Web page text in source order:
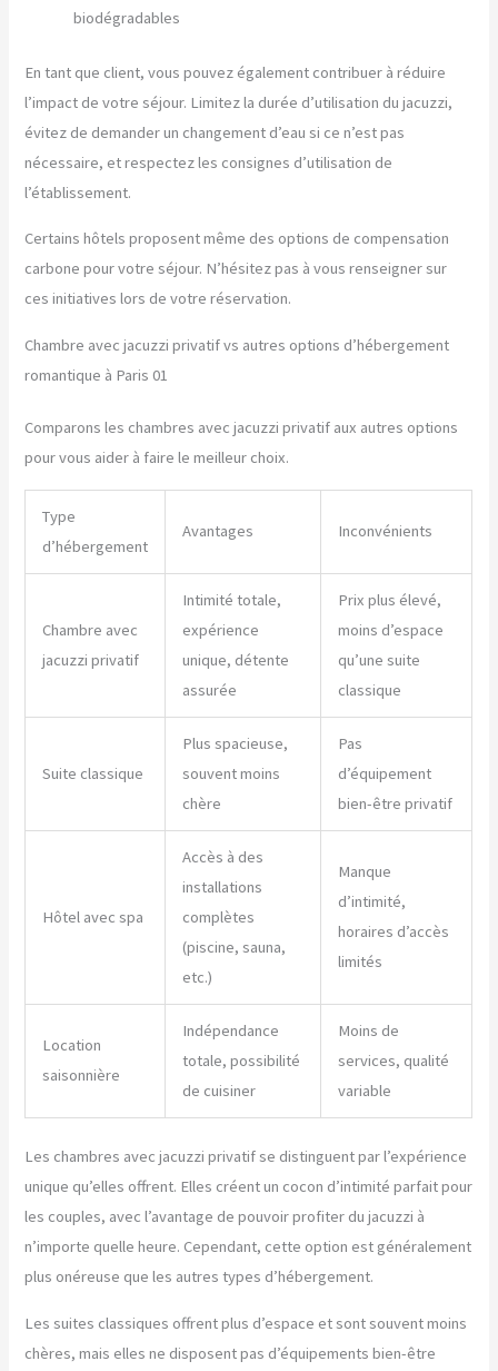
biodégradables
En tant que client, vous pouvez également contribuer à réduire
l’impact de votre séjour. Limitez la durée d’utilisation du jacuzzi,
évitez de demander un changement d’eau si ce n’est pas
nécessaire, et respectez les consignes d’utilisation de
l’établissement.
Certains hôtels proposent même des options de compensation
carbone pour votre séjour. N’hésitez pas à vous renseigner sur
ces initiatives lors de votre réservation.
Chambre avec jacuzzi privatif vs autres options d’hébergement
romantique à Paris 01
Comparons les chambres avec jacuzzi privatif aux autres options
pour vous aider à faire le meilleur choix.
Type
d’hébergement
Avantages Inconvénients
Chambre avec
jacuzzi privatif
Intimité totale,
expérience
unique, détente
assurée
Prix plus élevé,
moins d’espace
qu’une suite
classique
Suite classique
Plus spacieuse,
souvent moins
chère
Pas
d’équipement
bien-être privatif
Hôtel avec spa
Accès à des
installations
complètes
(piscine, sauna,
etc.)
Manque
d’intimité,
horaires d’accès
limités
Location
saisonnière
Indépendance
totale, possibilité
de cuisiner
Moins de
services, qualité
variable
Les chambres avec jacuzzi privatif se distinguent par l’expérience
unique qu’elles offrent. Elles créent un cocon d’intimité parfait pour
les couples, avec l’avantage de pouvoir profiter du jacuzzi à
n’importe quelle heure. Cependant, cette option est généralement
plus onéreuse que les autres types d’hébergement.
Les suites classiques offrent plus d’espace et sont souvent moins
chères, mais elles ne disposent pas d’équipements bien-être